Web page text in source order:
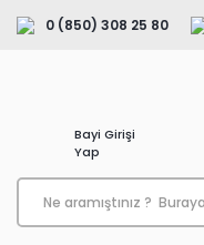
0 (850) 308 25 80
Bayi Girişi
Yap